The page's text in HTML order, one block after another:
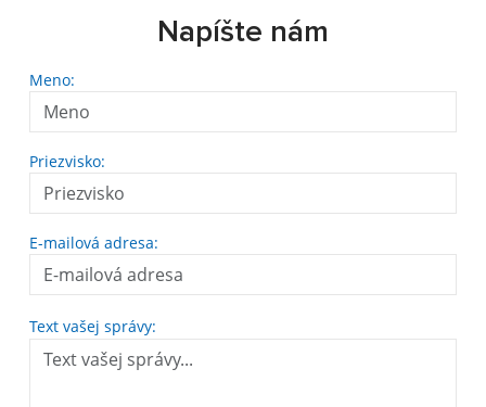
Napíšte nám
Meno:
Priezvisko:
E-mailová adresa:
Text vašej správy: